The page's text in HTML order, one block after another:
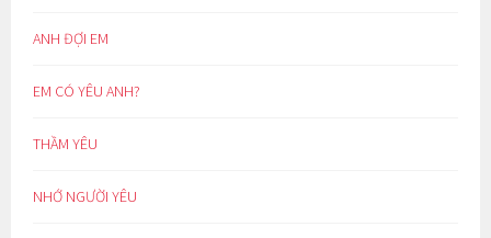
ANH ĐỢI EM
EM CÓ YÊU ANH?
THẦM YÊU
NHỚ NGƯỜI YÊU